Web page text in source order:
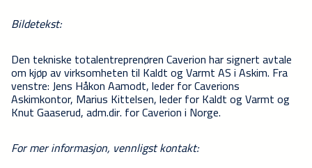
Bildetekst:
Den tekniske totalentreprenøren Caverion har signert avtale
om kjøp av virksomheten til Kaldt og Varmt AS i Askim. Fra
venstre: Jens Håkon Aamodt, leder for Caverions
Askimkontor, Marius Kittelsen, leder for Kaldt og Varmt og
Knut Gaaserud, adm.dir. for Caverion i Norge.
For mer informasjon, vennligst kontakt: